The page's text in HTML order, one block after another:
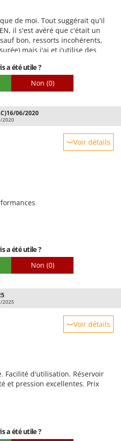
de moi. Tout suggérait qu'il
il s'est avéré que c'était un
bon, ressorts incohérents,
mais j'ai et j'utilise des
Je ne suis pas
naïf non plus, je voulais juste
retraité, je voulais un
petit nettoyeur haute pression
ASSEZ! déception Faites-moi
chinois. J'en ai marre de leurs
si le (design) est italien. Très
a été utile ?
Non (0)
16/06/2020
2020
Voir détails
a été utile ?
Non (0)
2025
Voir détails
Facilité d'utilisation. Réservoir
et pression excellentes. Prix
a été utile ?